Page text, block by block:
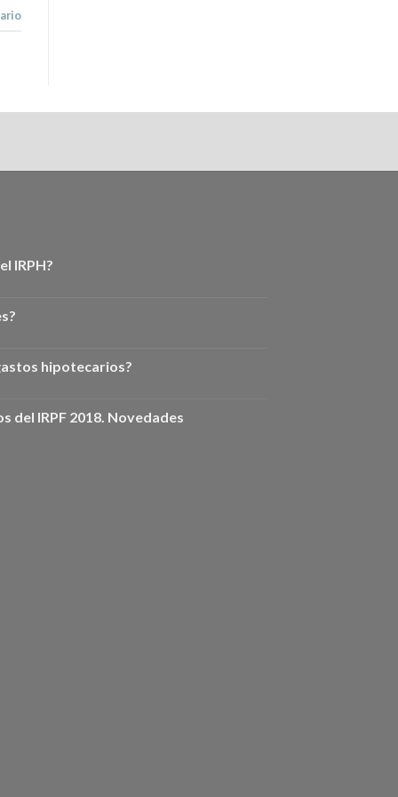
IRPH?
hipotecarios?
del IRPF 2018. Novedades